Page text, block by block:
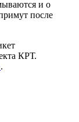
и о
после
КРТ.
.